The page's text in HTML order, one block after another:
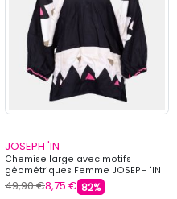
JOSEPH 'IN
Chemise large avec motifs
géométriques Femme JOSEPH 'IN
49,90 €8,75 € 82%